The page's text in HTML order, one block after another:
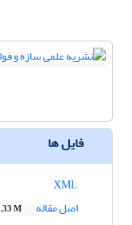
فایل ها
اصل مقاله
M